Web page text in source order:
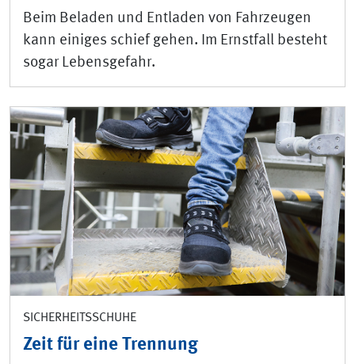
Beim Beladen und Entladen von Fahrzeugen
kann ­einiges schief gehen. Im Ernstfall besteht
sogar ­Lebensgefahr.
SICHERHEITSSCHUHE
Zeit für eine Trennung